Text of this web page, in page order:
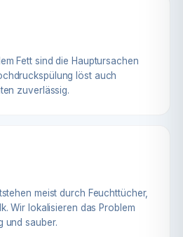
Fett sind die Hauptursachen
löst auch
zuverlässig.
meist durch Feuchttücher,
Wir lokalisieren das Problem
und sauber.